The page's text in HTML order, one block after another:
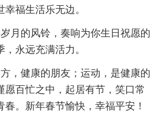
福生活乐无边。
月的风铃，奏响为你生日祝愿的
永远充满活力。
，健康的朋友；运动，是健康的
愿百忙之中，起居有节，笑口常
。新年春节愉快，幸福平安！